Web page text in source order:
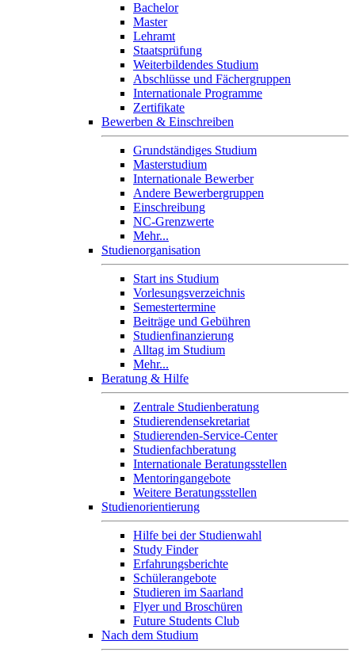
Bachelor
Master
Lehramt
Staatsprüfung
Weiterbildendes Studium
Abschlüsse und Fächergruppen
Internationale Programme
Zertifikate
Bewerben & Einschreiben
Grundständiges Studium
Masterstudium
Internationale Bewerber
Andere Bewerbergruppen
Einschreibung
NC-Grenzwerte
Mehr...
Studienorganisation
Start ins Studium
Vorlesungsverzeichnis
Semestertermine
Beiträge und Gebühren
Studienfinanzierung
Alltag im Studium
Mehr...
Beratung & Hilfe
Zentrale Studienberatung
Studierendensekretariat
Studierenden-Service-Center
Studienfachberatung
Internationale Beratungsstellen
Mentoringangebote
Weitere Beratungsstellen
Studienorientierung
Hilfe bei der Studienwahl
Study Finder
Erfahrungsberichte
Schülerangebote
Studieren im Saarland
Flyer und Broschüren
Future Students Club
Nach dem Studium